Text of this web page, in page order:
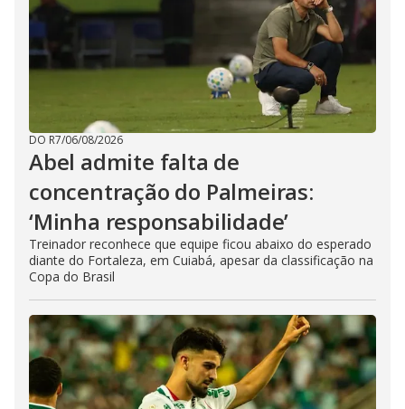
DO R7/06/08/2026
Abel admite falta de
concentração do Palmeiras:
‘Minha responsabilidade’
Treinador reconhece que equipe ficou abaixo do esperado
diante do Fortaleza, em Cuiabá, apesar da classificação na
Copa do Brasil